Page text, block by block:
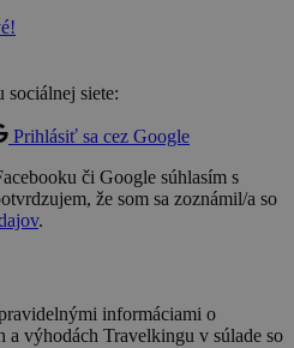
sociálnej siete:
Prihlásiť sa cez Google
či Google súhlasím s
že som sa zoznámil/a so
.
informáciami o
a výhodách Travelkingu v súlade so